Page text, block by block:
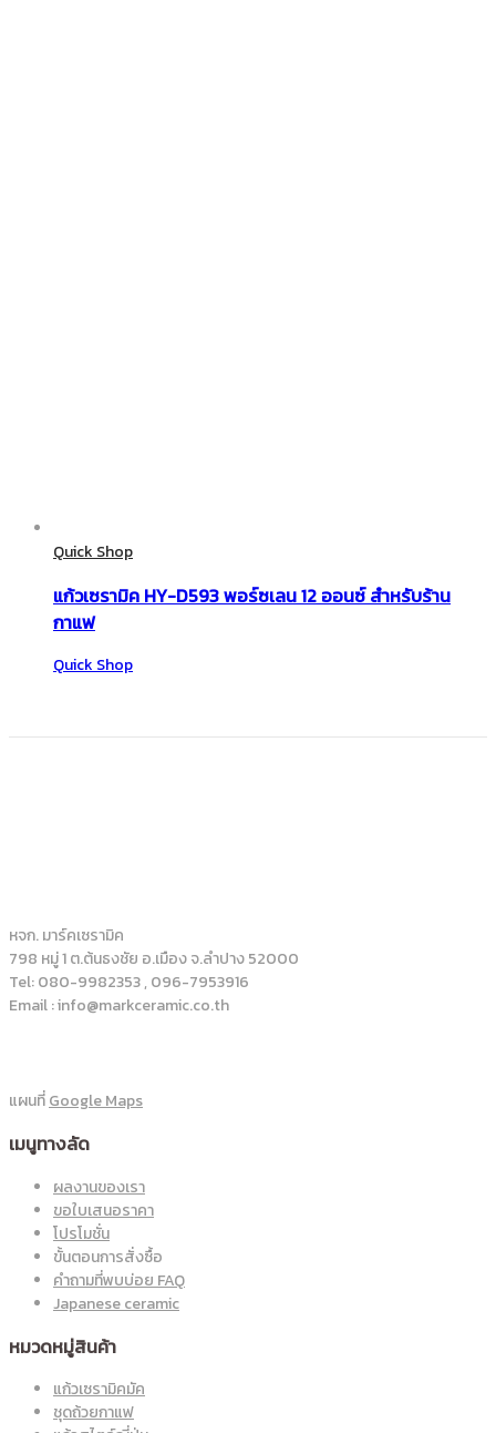
Quick Shop
แก้วเซรามิค HY-D593 พอร์ซเลน 12 ออนซ์ สำหรับร้าน
กาแฟ
Quick Shop
หจก. มาร์คเซรามิค
798 หมู่ 1 ต.ต้นธงชัย อ.เมือง จ.ลำปาง 52000
Tel: 080-9982353 , 096-7953916
Email : info@markceramic.co.th
แผนที่Google Maps
เมนูทางลัด
ผลงานของเรา
ขอใบเสนอราคา
โปรโมชั่น
ขั้นตอนการสั่งซื้อ
คำถามที่พบบ่อย FAQ
Japanese ceramic
หมวดหมู่สินค้า
แก้วเซรามิคมัค
ชุดถ้วยกาแฟ